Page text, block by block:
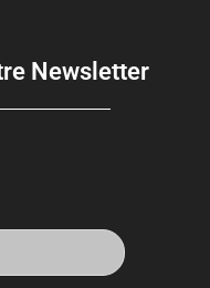
Newsletter